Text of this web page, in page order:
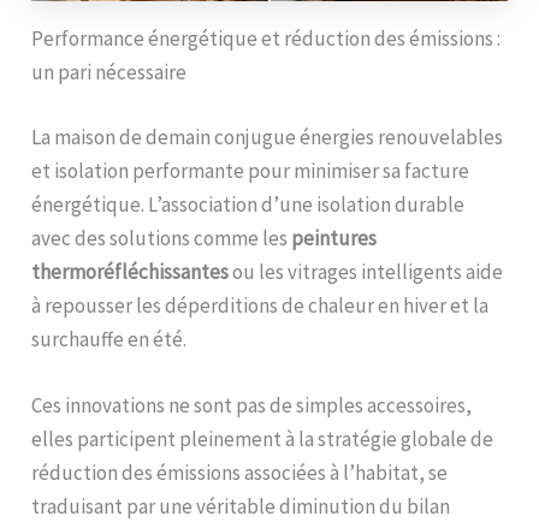
Performance énergétique et réduction des émissions :
un pari nécessaire
La maison de demain conjugue énergies renouvelables
et isolation performante pour minimiser sa facture
énergétique. L’association d’une isolation durable
avec des solutions comme les peintures
thermoréfléchissantesou les vitrages intelligents aide
à repousser les déperditions de chaleur en hiver et la
surchauffe en été.
Ces innovations ne sont pas de simples accessoires,
elles participent pleinement à la stratégie globale de
réduction des émissions associées à l’habitat, se
traduisant par une véritable diminution du bilan